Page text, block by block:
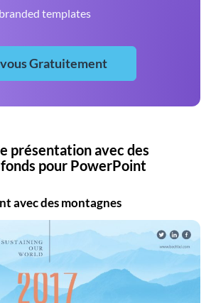
templates
Gratuitement
présentation avec des
pour PowerPoint
avec des montagnes